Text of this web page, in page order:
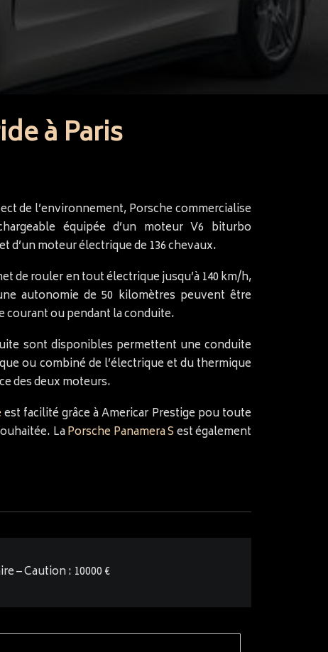
à Paris
de l’environnement, Porsche commercialise
équipée d’un moteur V6 biturbo
d’un moteur électrique de 136 chevaux.
de rouler en tout électrique jusqu’à 140 km/h,
autonomie de 50 kilomètres peuvent être
courant ou pendant la conduite.
sont disponibles permettent une conduite
ou combiné de l’électrique et du thermique
des deux moteurs.
est facilité grâce à Americar Prestige pou toute
LaPorsche Panamera Sest également
– Caution : 10000 €